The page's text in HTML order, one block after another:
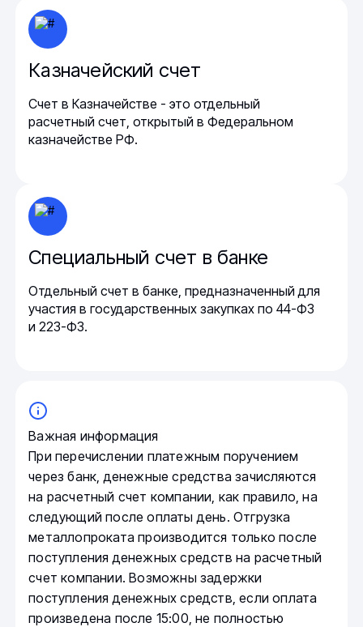
Казначейский счет
Счет в Казначействе - это отдельный
расчетный счет, открытый в Федеральном
казначействе РФ.
Специальный счет в банке
Отдельный счет в банке, предназначенный для
участия в государственных закупках по 44-ФЗ
и 223-ФЗ.
Важная информация
При перечислении платежным поручением
через банк, денежные средства зачисляются
на расчетный счет компании, как правило, на
следующий после оплаты день. Отгрузка
металлопроката производится только после
поступления денежных средств на расчетный
счет компании. Возможны задержки
поступления денежных средств, если оплата
произведена после 15:00, не полностью